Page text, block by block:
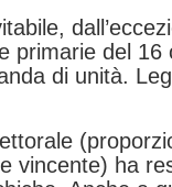
primarie del 16
di unità.
vincente) ha